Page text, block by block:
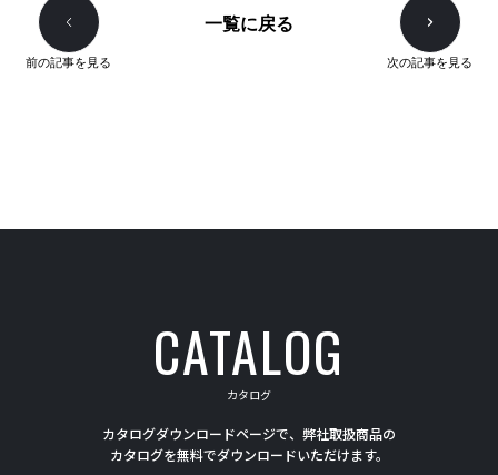
前の記事を見る
一覧に戻る
次の記事を見る
CATALOG
カタログ
カタログダウンロードページで、弊社取扱商品の
カタログを無料でダウンロードいただけます。